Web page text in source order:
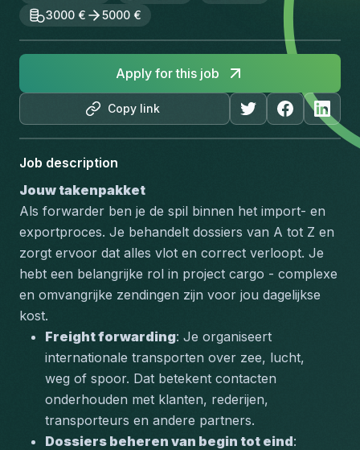
3000 €
5000 €
Copy link
Apply for this job
Job description
Jouw takenpakket
Als forwarder ben je de spil binnen het import- en
exportproces. Je behandelt dossiers van A tot Z en
zorgt ervoor dat alles vlot en correct verloopt. Je
hebt een belangrijke rol in project cargo - complexe
en omvangrijke zendingen zijn voor jou dagelijkse
kost.
Freight forwarding: Je organiseert
internationale transporten over zee, lucht,
weg of spoor. Dat betekent contacten
onderhouden met klanten, rederijen,
transporteurs en andere partners.
Dossiers beheren van begin tot eind: